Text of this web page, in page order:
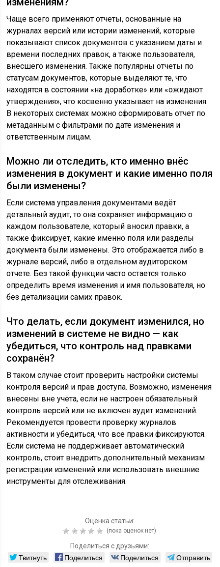
Чаще всего применяют отчеты, основанные на
журналах версий или истории изменений, которые
показывают список документов с указанием даты и
времени последних правок, а также пользователя,
внесшего изменения. Также популярны отчеты по
статусам документов, которые выделяют те, что
находятся в состоянии «на доработке» или «ожидают
утверждения», что косвенно указывает на изменения.
В некоторых системах можно сформировать отчет по
метаданным с фильтрами по дате изменения и
ответственным лицам.
Можно ли отследить, кто именно внёс
изменения в документ и какие именно поля
были изменены?
Если система управления документами ведёт
детальный аудит, то она сохраняет информацию о
каждом пользователе, который вносил правки, а
также фиксирует, какие именно поля или разделы
документа были изменены. Это отображается либо в
журнале версий, либо в отдельном аудиторском
отчете. Без такой функции часто остается только
определить время изменения и имя пользователя, но
без детализации самих правок.
Что делать, если документ изменился, но
изменений в системе не видно — как
убедиться, что контроль над правками
сохранён?
В таком случае стоит проверить настройки системы
контроля версий и прав доступа. Возможно, изменения
внесены вне учёта, если не настроен обязательный
контроль версий или не включен аудит изменений.
Рекомендуется провести проверку журналов
активности и убедиться, что все правки фиксируются.
Если система не поддерживает автоматический
контроль, стоит внедрить дополнительный механизм
регистрации изменений или использовать внешние
инструменты для отслеживания.
Оценка статьи:
(пока оценок нет)
Поделиться с друзьями:
Твитнуть Поделиться Поделиться Отправить